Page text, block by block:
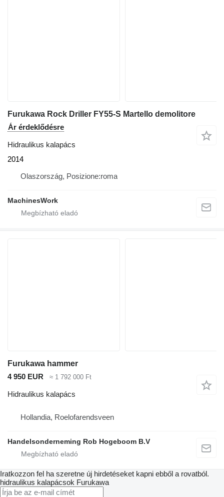
Furukawa Rock Driller FY55-S Martello demolitore
Ár érdeklődésre
Hidraulikus kalapács
2014
Olaszország, Posizione:roma
MachinesWork
Furukawa hammer
4 950 EUR
≈ 1 792 000 Ft
Hidraulikus kalapács
Hollandia, Roelofarendsveen
Handelsonderneming Rob Hogeboom B.V
Iratkozzon fel ha szeretne új hirdetéseket kapni ebből a rovatból.
hidraulikus kalapácsok Furukawa